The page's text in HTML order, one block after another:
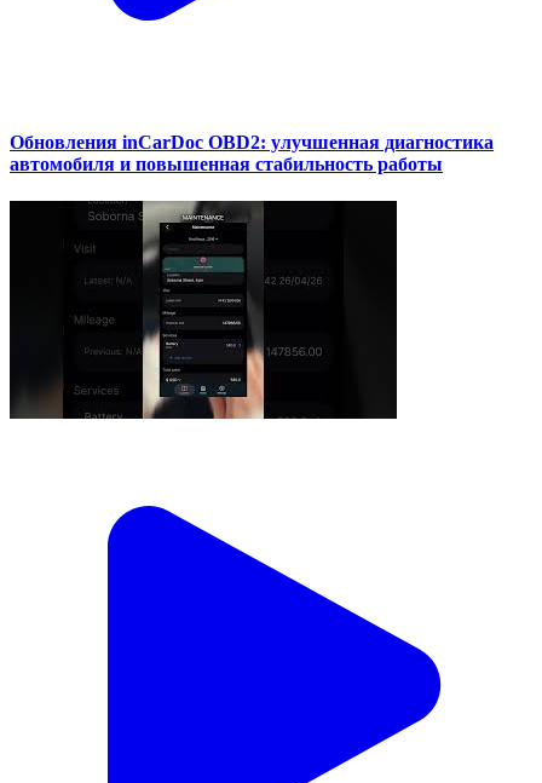
Обновления inCarDoc OBD2: улучшенная диагностика
автомобиля и повышенная стабильность работы